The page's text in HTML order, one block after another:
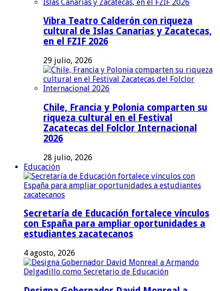
Vibra Teatro Calderón con riqueza
cultural de Islas Canarias y Zacatecas,
en el FZIF 2026
29 julio, 2026
Chile, Francia y Polonia comparten su
riqueza cultural en el Festival
Zacatecas del Folclor Internacional
2026
28 julio, 2026
Educación
Secretaría de Educación fortalece vínculos
con España para ampliar oportunidades a
estudiantes zacatecanos
4 agosto, 2026